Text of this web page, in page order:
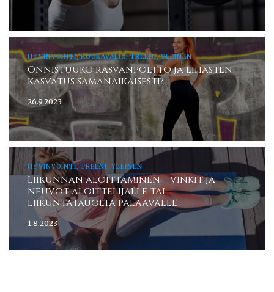
HYVINVOINTI, RUOKAVALIO, TREENI, YLEINEN
Onnistuuko rasvanpoltto ja lihasten
kasvatus samanaikaisesti?
26.9.2023
HYVINVOINTI, TREENI, YLEINEN
Liikunnan aloittaminen – vinkit ja
neuvot aloittelijalle tai
liikuntatauolta palaavalle
1.8.2023